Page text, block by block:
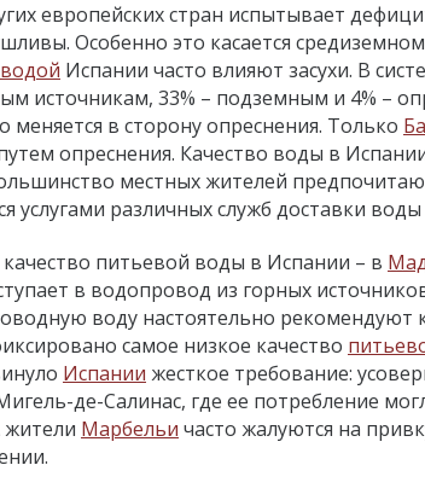
европейских стран испытывает
Особенно это касается
Испании часто влияют засухи. В
источникам, 33% – подземным и 4% –
меняется в сторону опреснения. Только
опреснения. Качество воды в
местных жителей
услугами различных служб доставки
питьевой воды в Испании – в
в водопровод из горных
воду настоятельно рекомендуют
самое низкое качество
Испании жесткое требование:
де-Салинас, где ее потребление
жители Марбельи часто жалуются на